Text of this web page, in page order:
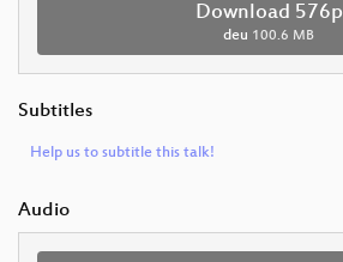
Download 576p
deu 100.6 MB
Subtitles
Help us to subtitle this talk!
Audio